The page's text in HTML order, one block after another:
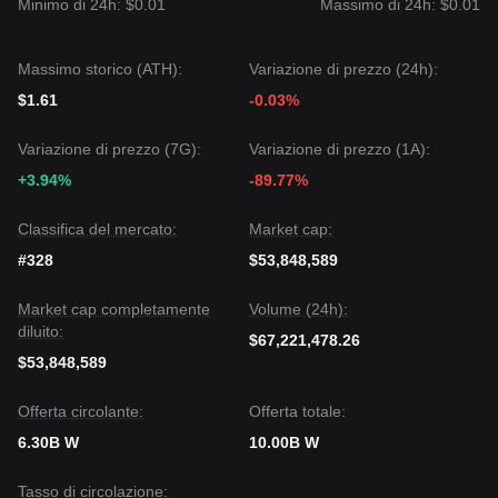
Scenario Ottimista:
$0.2680punta a
$0.2050.
Consenso del Mercato
possa continuare a oscillare all’interno dell’intervallo$0.2250
per smaltire l’offerta sopra la testa (overhead
supply),
il trend di medio periodo è atteso restare
mantenuto.
Minimo di 24h: $0.01 Massimo di 24h: $0.01
Massimo storico (ATH):
$1.61
Variazione di prezzo (24h):
-0.03%
Variazione di prezzo (7G):
+3.94%
Variazione di prezzo (1A):
-89.77%
Classifica del mercato:
#328
Market cap:
$53,848,589
Market cap completamente
diluito:
$53,848,589
Volume (24h):
$67,221,478.26
Offerta circolante:
6.30B W
Offerta totale:
10.00B W
Tasso di circolazione: